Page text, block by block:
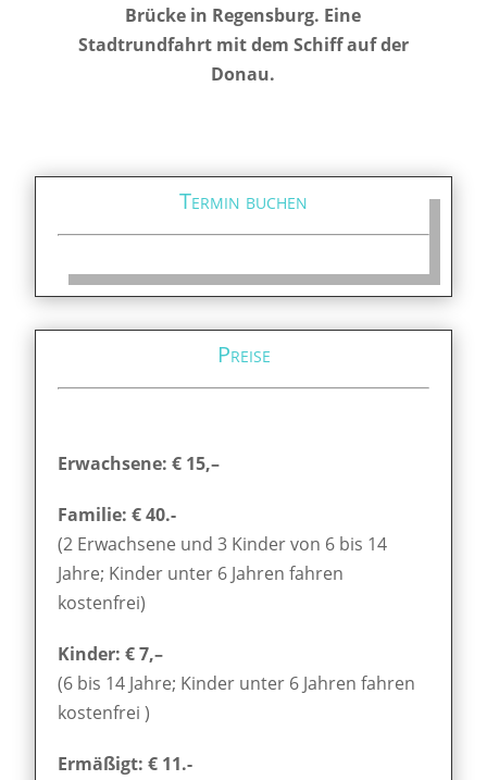
Brücke in Regensburg. Eine
Stadtrundfahrt mit dem Schiff auf der
Donau.
Termin buchen
Preise
Erwachsene: € 15,–
Familie: € 40.-
(2 Erwachsene und 3 Kinder von 6 bis 14
Jahre; Kinder unter 6 Jahren fahren
kostenfrei)
Kinder: € 7,–
(6 bis 14 Jahre; Kinder unter 6 Jahren fahren
kostenfrei )
Ermäßigt: € 11.-